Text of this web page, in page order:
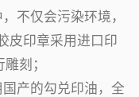
不仅会污染环境，
皮印章采用进口印
刻；
产的勾兑印油，全